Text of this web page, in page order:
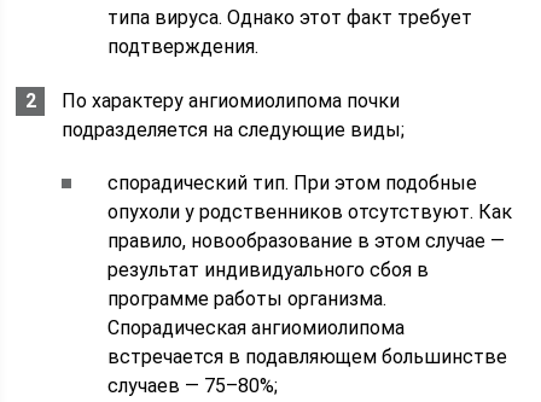
типа вируса. Однако этот факт требует
подтверждения.
По характеру ангиомиолипома почки
подразделяется на следующие виды;
спорадический тип. При этом подобные
опухоли у родственников отсутствуют. Как
правило, новообразование в этом случае —
результат индивидуального сбоя в
программе работы организма.
Спорадическая ангиомиолипома
встречается в подавляющем большинстве
случаев — 75–80%;